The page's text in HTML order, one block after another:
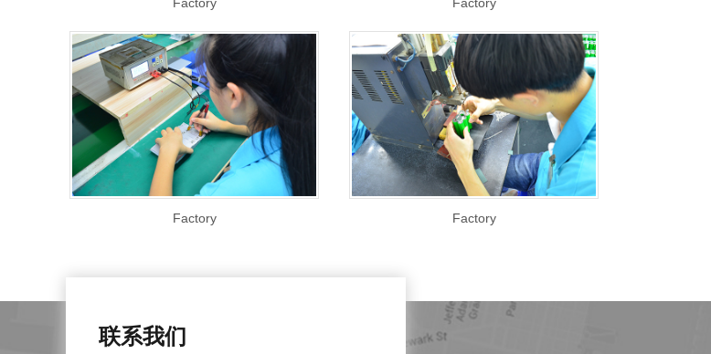
Factory Factory
联系我们